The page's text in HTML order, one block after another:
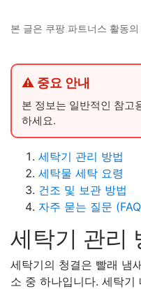
본 글은 쿠팡 파트너스 활동
⚠ 중요 안내
본 정보는 일반적인 참고
하세요.
세탁기 관리 방법
세탁물 세탁 요령
건조 및 보관 방법
자주 묻는 질문
세탁기 관리
세탁기의 청결은 빨래 냄
소 중 하나입니다. 세탁기